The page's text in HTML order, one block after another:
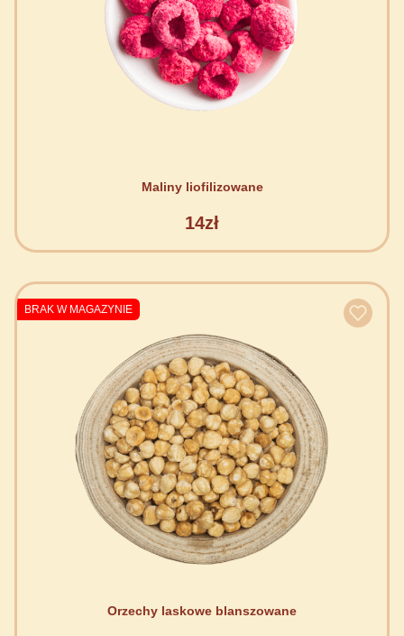
Maliny liofilizowane
14zł
BRAK W MAGAZYNIE
Orzechy laskowe blanszowane